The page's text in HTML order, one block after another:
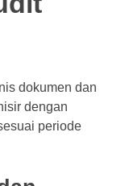
dokumen dan
dengan
periode